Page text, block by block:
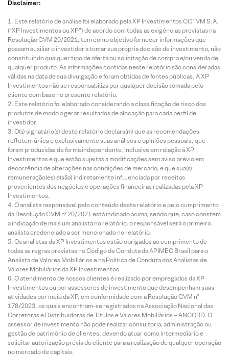
Disclaimer:
Este relatório de análise foi elaborado pela XP Investimentos CCTVM S.A.
(“XP Investimentos ou XP”) de acordo com todas as exigências previstas na
Resolução CVM 20/2021, tem como objetivo fornecer informações que
possam auxiliar o investidor a tomar sua própria decisão de investimento, não
constituindo qualquer tipo de oferta ou solicitação de compra e/ou venda de
qualquer produto. As informações contidas neste relatório são consideradas
válidas na data de sua divulgação e foram obtidas de fontes públicas. A XP
Investimentos não se responsabiliza por qualquer decisão tomada pelo
cliente com base no presente relatório.
Este relatório foi elaborado considerando a classificação de risco dos
produtos de modo a gerar resultados de alocação para cada perfil de
investidor.
O(s) signatário(s) deste relatório declara(m) que as recomendações
refletem única e exclusivamente suas análises e opiniões pessoais, que
foram produzidas de forma independente, inclusive em relação à XP
Investimentos e que estão sujeitas a modificações sem aviso prévio em
decorrência de alterações nas condições de mercado, e que sua(s)
remuneração(es) é(são) indiretamente influenciada por receitas
provenientes dos negócios e operações financeiras realizadas pela XP
Investimentos.
O analista responsável pelo conteúdo deste relatório e pelo cumprimento
da Resolução CVM nº 20/2021 está indicado acima, sendo que, caso constem
a indicação de mais um analista no relatório, o responsável será o primeiro
analista credenciado a ser mencionado no relatório.
Os analistas da XP Investimentos estão obrigados ao cumprimento de
todas as regras previstas no Código de Conduta da APIMEC Brasil para o
Analista de Valores Mobiliários e na Política de Conduta dos Analistas de
Valores Mobiliários da XP Investimentos.
O atendimento de nossos clientes é realizado por empregados da XP
Investimentos ou por assessores de investimento que desempenham suas
atividades por meio da XP, em conformidade com a Resolução CVM nº
178/2023, os quais encontram-se registrados na Associação Nacional das
Corretoras e Distribuidoras de Títulos e Valores Mobiliários – ANCORD. O
assessor de investimento não pode realizar consultoria, administração ou
gestão de patrimônio de clientes, devendo atuar como intermediário e
solicitar autorização prévia do cliente para a realização de qualquer operação
no mercado de capitais.